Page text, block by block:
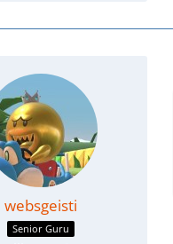
websgeisti
Senior Guru